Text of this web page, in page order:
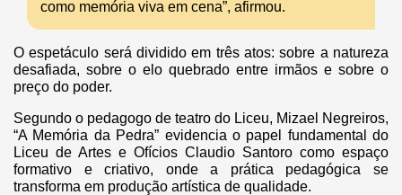
como memória viva em cena”, afirmou.
O espetáculo será dividido em três atos: sobre a natureza
desafiada, sobre o elo quebrado entre irmãos e sobre o
preço do poder.
Segundo o pedagogo de teatro do Liceu, Mizael Negreiros,
“A Memória da Pedra” evidencia o papel fundamental do
Liceu de Artes e Ofícios Claudio Santoro como espaço
formativo e criativo, onde a prática pedagógica se
transforma em produção artística de qualidade.